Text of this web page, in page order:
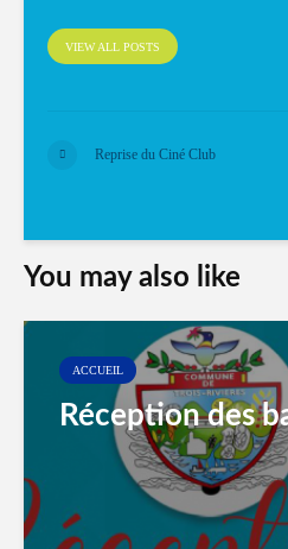
VIEW ALL POSTS
Reprise du Ciné Club
You may also like
ACCUEIL
Réception des